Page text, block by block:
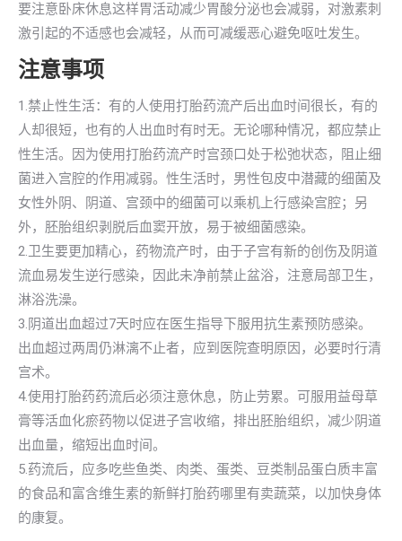
要注意卧床休息这样胃活动减少胃酸分泌也会减弱，对激素刺
激引起的不适感也会减轻，从而可减缓恶心避免呕吐发生。
注意事项
1.禁止性生活：有的人使用打胎药流产后出血时间很长，有的
人却很短，也有的人出血时有时无。无论哪种情况，都应禁止
性生活。因为使用打胎药流产时宫颈口处于松弛状态，阻止细
菌进入宫腔的作用减弱。性生活时，男性包皮中潜藏的细菌及
女性外阴、阴道、宫颈中的细菌可以乘机上行感染宫腔；另
外，胚胎组织剥脱后血窦开放，易于被细菌感染。
2.卫生要更加精心，药物流产时，由于子宫有新的创伤及阴道
流血易发生逆行感染，因此未净前禁止盆浴，注意局部卫生，
淋浴洗澡。
3.阴道出血超过7天时应在医生指导下服用抗生素预防感染。
出血超过两周仍淋漓不止者，应到医院查明原因，必要时行清
宫术。
4.使用打胎药药流后必须注意休息，防止劳累。可服用益母草
膏等活血化瘀药物以促进子宫收缩，排出胚胎组织，减少阴道
出血量，缩短出血时间。
5.药流后，应多吃些鱼类、肉类、蛋类、豆类制品蛋白质丰富
的食品和富含维生素的新鲜打胎药哪里有卖蔬菜，以加快身体
的康复。